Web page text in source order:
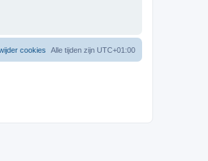
Alle tijden zijn UTC+01:00
cookies